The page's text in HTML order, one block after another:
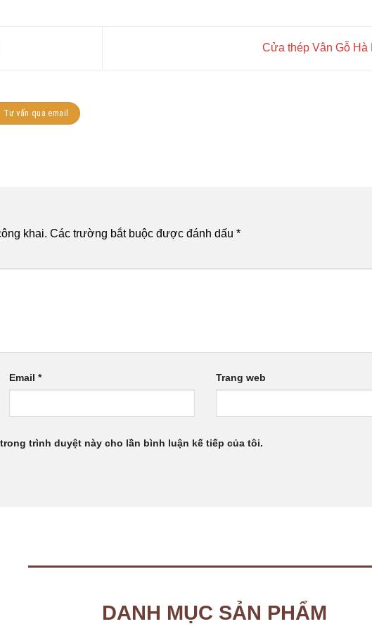
Cửa thép Vân Gỗ
Tư vấn qua email
khai. Các trường bắt buộc được đánh dấu *
Email* Trang web
trình duyệt này cho lần bình luận kế tiếp của tôi.
DANH MỤC SẢN PHẨM